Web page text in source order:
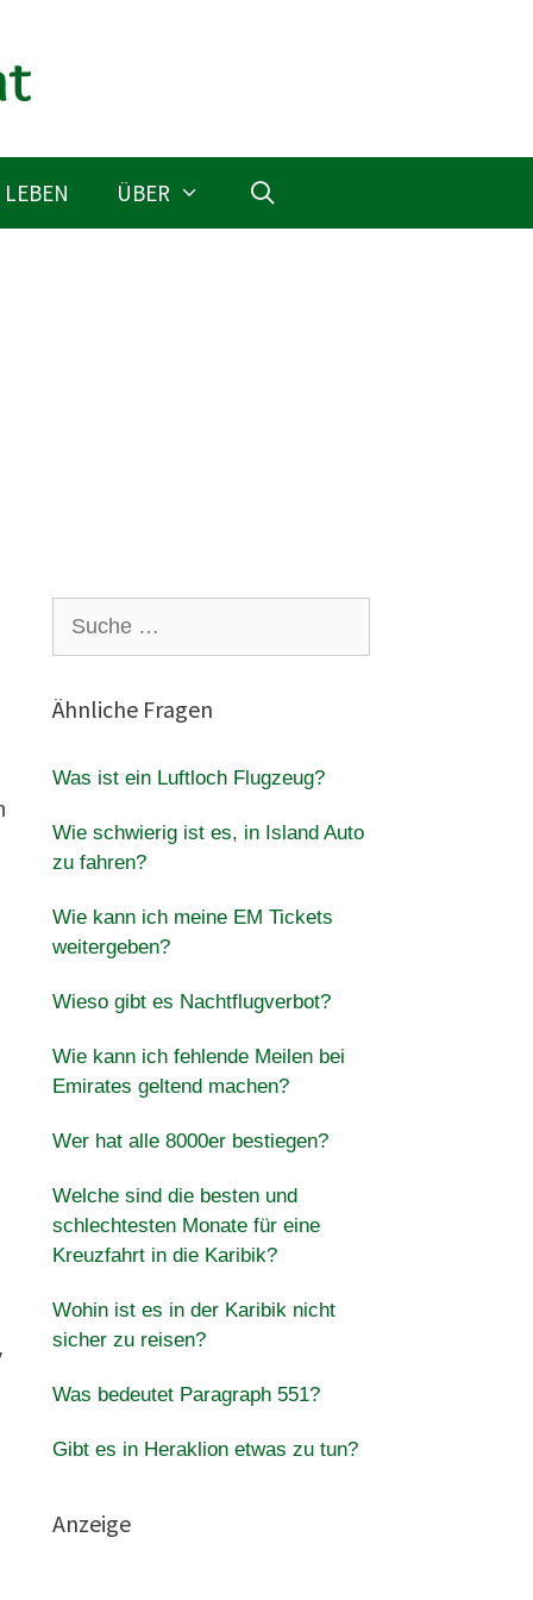
ÜBER
nach:
Ähnliche Fragen
Was ist ein Luftloch Flugzeug?
Wie schwierig ist es, in Island Auto
zu fahren?
Wie kann ich meine EM Tickets
weitergeben?
Wieso gibt es Nachtflugverbot?
Wie kann ich fehlende Meilen bei
Emirates geltend machen?
Wer hat alle 8000er bestiegen?
Welche sind die besten und
schlechtesten Monate für eine
Kreuzfahrt in die Karibik?
Wohin ist es in der Karibik nicht
sicher zu reisen?
Was bedeutet Paragraph 551?
Gibt es in Heraklion etwas zu tun?
Anzeige